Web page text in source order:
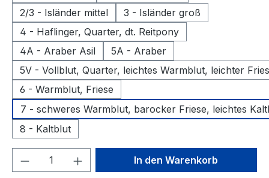
2/3 - Isländer mittel
3 - Isländer groß
4 - Haflinger, Quarter, dt. Reitpony
4A - Araber Asil
5A - Araber
5V - Vollblut, Quarter, leichtes Warmblut, leichter
6 - Warmblut, Friese
7 - schweres Warmblut, barocker Friese, leichtes
8 - Kaltblut
Produkt Anzahl: Gib denIn den Warenkorb